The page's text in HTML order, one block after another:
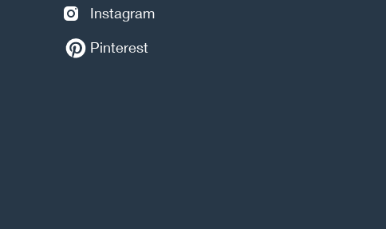
Instagram
Pinterest